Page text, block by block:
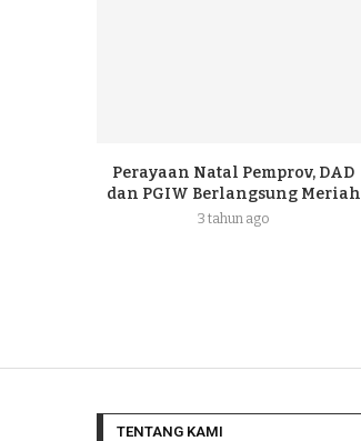
Perayaan Natal Pemprov, DAD
dan PGIW Berlangsung Meriah
3 tahun ago
TENTANG KAMI